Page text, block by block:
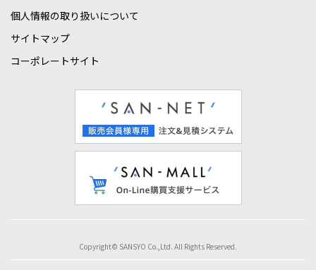
個人情報の取り扱いについて
サイトマップ
コーポレートサイト
Copyright© SANSYO Co.,Ltd. All Rights Reserved.